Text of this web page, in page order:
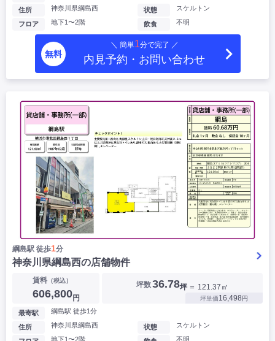
住所 神奈川県綱島西
フロア 地下1〜2階
状態 スケルトン
飲食 不明
無料
＼ 簡単1分で完了 ／
内見予約・お問い合わせ
綱島駅 徒歩1分
神奈川県綱島西の店舗物件
賃料（税込）
606,800円
坪数36.78坪 ＝ 121.37㎡
坪単価16,498円
最寄駅 綱島駅 徒歩1分
住所 神奈川県綱島西
地下1〜2階
状態 スケルトン
不明